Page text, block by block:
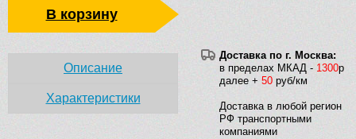
В корзину
Доставка по г. Москва:
в пределах МКАД - 1300р
далее + 50 руб/км
Доставка в любой регион
РФ транспортными
компаниями
Описание
Характеристики